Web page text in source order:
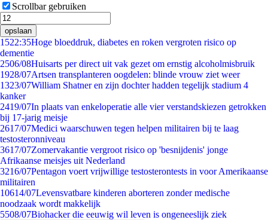
Scrollbar gebruiken
opslaan
1522:35Hoge bloeddruk, diabetes en roken vergroten risico op
dementie
2506/08Huisarts per direct uit vak gezet om ernstig alcoholmisbruik
1928/07Artsen transplanteren oogdelen: blinde vrouw ziet weer
1323/07William Shatner en zijn dochter hadden tegelijk stadium 4
kanker
2419/07In plaats van enkeloperatie alle vier verstandskiezen getrokken
bij 17-jarig meisje
2617/07Medici waarschuwen tegen helpen militairen bij te laag
testosteronniveau
3617/07Zomervakantie vergroot risico op 'besnijdenis' jonge
Afrikaanse meisjes uit Nederland
3216/07Pentagon voert vrijwillige testosterontests in voor Amerikaanse
militairen
10614/07Levensvatbare kinderen aborteren zonder medische
noodzaak wordt makkelijk
5508/07Biohacker die eeuwig wil leven is ongeneeslijk ziek